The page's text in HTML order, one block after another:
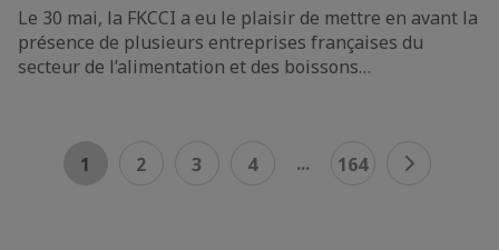
Le 30 mai, la FKCCI a eu le plaisir de mettre en avant la
présence de plusieurs entreprises françaises du
secteur de l’alimentation et des boissons…
1 2 3 4 ... 164